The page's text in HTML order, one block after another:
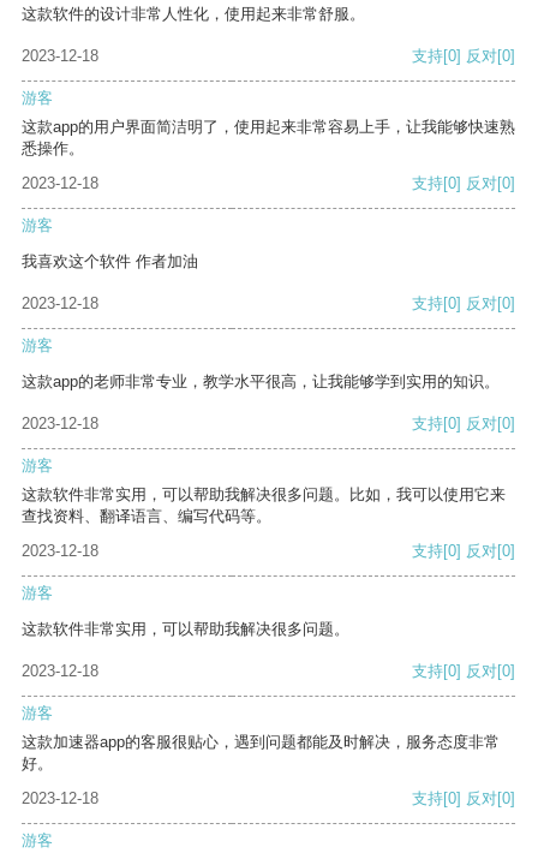
这款软件的设计非常人性化，使用起来非常舒服。
2023-12-18 支持[0] 反对[0]
游客
这款app的用户界面简洁明了，使用起来非常容易上手，让我能够快速熟
悉操作。
2023-12-18
支持[0] 反对[0]
游客
我喜欢这个软件 作者加油
2023-12-18 支持[0] 反对[0]
游客
这款app的老师非常专业，教学水平很高，让我能够学到实用的知识。
2023-12-18 支持[0] 反对[0]
游客
这款软件非常实用，可以帮助我解决很多问题。比如，我可以使用它来
查找资料、翻译语言、编写代码等。
2023-12-18
支持[0] 反对[0]
游客
这款软件非常实用，可以帮助我解决很多问题。
2023-12-18 支持[0] 反对[0]
游客
这款加速器app的客服很贴心，遇到问题都能及时解决，服务态度非常
好。
2023-12-18
支持[0] 反对[0]
游客